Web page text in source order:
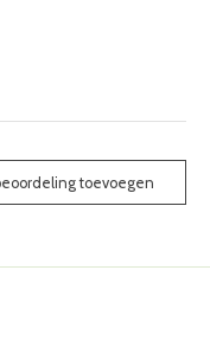
toevoegen